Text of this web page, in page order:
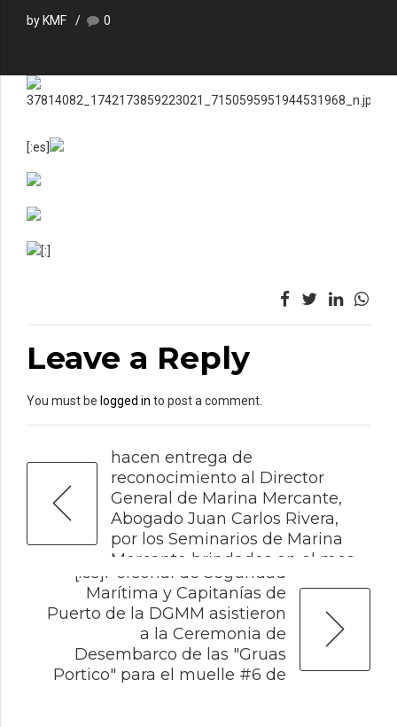
by KMF 0
[:es]
[:]
Leave a Reply
You must be logged in to post a comment.
hacen entrega de
reconocimiento al Director
General de Marina Mercante,
Abogado Juan Carlos Rivera,
por los Seminarios de Marina
Mercante brindados en el mes
de Mayo[:]
NEXT
[:es]Personal de Seguridad
Marítima y Capitanías de
Puerto de la DGMM asistieron
a la Ceremonia de
Desembarco de las "Gruas
Portico" para el muelle #6 de